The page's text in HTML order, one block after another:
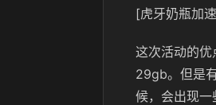
[虎牙奶瓶加
这次活动的
29gb。但是
候，会出现一